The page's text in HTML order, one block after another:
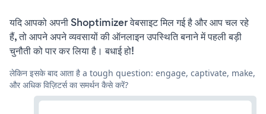
यदि आपको अपनी Shoptimizer वेबसाइट मिल गई है और आप चल रहे
हैं, तो आपने अपने व्यवसायों की ऑनलाइन उपस्थिति बनाने में पहली बड़ी
चुनौती को पार कर लिया है। बधाई हो!
लेकिन इसके बाद आता है a tough question: engage, captivate, make,
और अधिक विज़िटर्स का समर्थन कैसे करें?